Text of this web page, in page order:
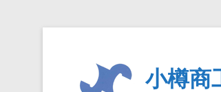
小樽商